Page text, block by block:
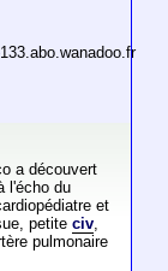
a découvert
l'écho du
et
petite civ,
pulmonaire